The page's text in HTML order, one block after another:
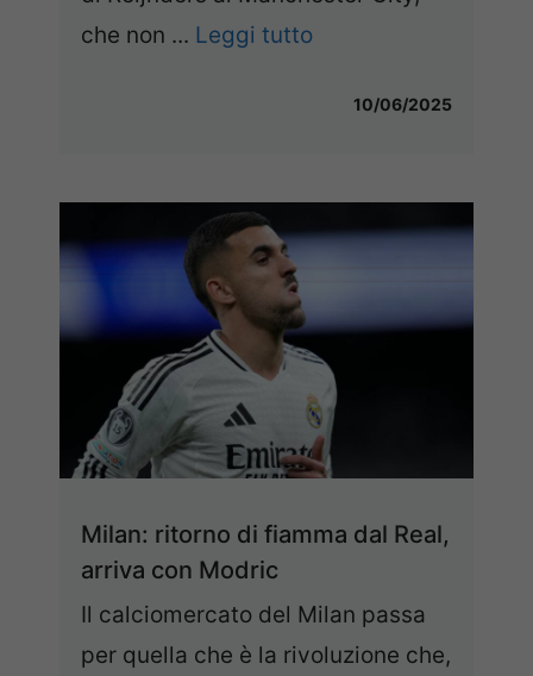
che non ... Leggi tutto
10/06/2025
Milan: ritorno di fiamma dal Real,
arriva con Modric
Il calciomercato del Milan passa
per quella che è la rivoluzione che,